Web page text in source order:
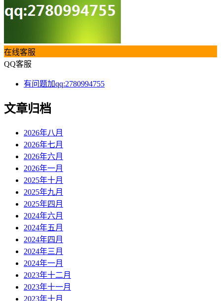
在线客服
QQ客服
有问题加qq:2780994755
文章归档
2026年八月
2026年七月
2026年六月
2026年一月
2025年十月
2025年九月
2025年四月
2024年六月
2024年五月
2024年四月
2024年三月
2024年一月
2023年十二月
2023年十一月
2023年十月